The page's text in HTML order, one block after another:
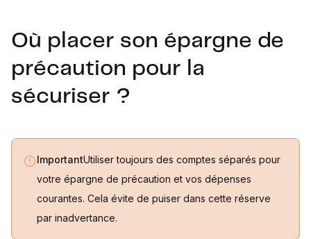
Où placer son épargne de
précaution pour la
sécuriser ?
ImportantUtiliser toujours des comptes séparés pour
votre épargne de précaution et vos dépenses
courantes. Cela évite de puiser dans cette réserve
par inadvertance.